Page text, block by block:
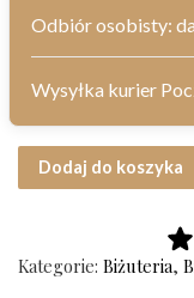
Odbiór osobisty:
Wysyłka kurier
Dodaj do koszyka
Kategorie: Biżuteria,